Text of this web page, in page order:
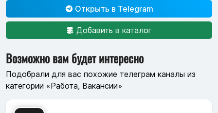
Открыть в Telegram
Добавить в каталог
Возможно вам будет интересно
Подобрали для вас похожие телеграм каналы из
категории «Работа, Вакансии»